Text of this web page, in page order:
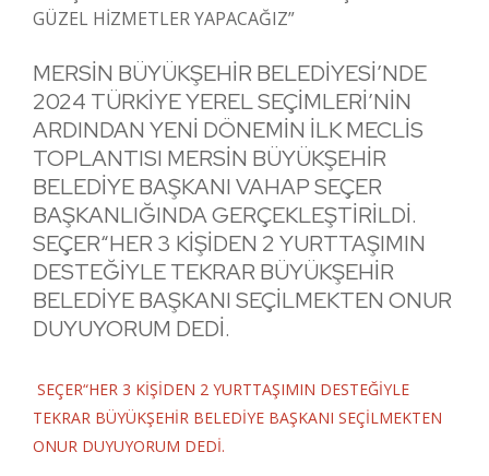
MERSİN BÜYÜKŞEHİR BELEDİYESİ’NDE
2024 TÜRKİYE YEREL SEÇİMLERİ’NİN
ARDINDAN YENİ DÖNEMİN İLK MECLİS
TOPLANTISI MERSİN BÜYÜKŞEHİR
BELEDİYE BAŞKANI VAHAP SEÇER
BAŞKANLIĞINDA GERÇEKLEŞTİRİLDİ.
SEÇER“HER 3 KİŞİDEN 2 YURTTAŞIMIN
DESTEĞİYLE TEKRAR BÜYÜKŞEHİR
BELEDİYE BAŞKANI SEÇİLMEKTEN ONUR
DUYUYORUM DEDİ.
SEÇER“HER 3 KİŞİDEN 2 YURTTAŞIMIN DESTEĞİYLE
TEKRAR BÜYÜKŞEHİR BELEDİYE BAŞKANI SEÇİLMEKTEN
ONUR DUYUYORUM DEDİ.